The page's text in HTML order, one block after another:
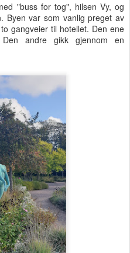
"buss for tog", hilsen Vy, og
Byen var som vanlig preget av
gangveier til hotellet. Den ene
andre gikk gjennom en